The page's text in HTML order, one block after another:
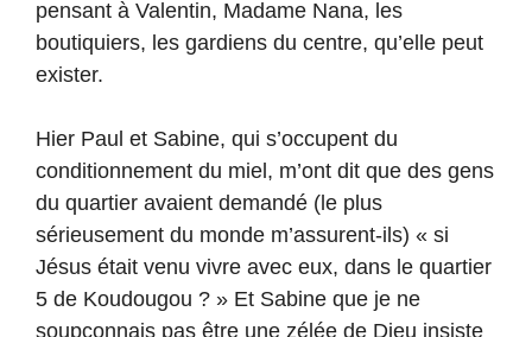
pensant à Valentin, Madame Nana, les
boutiquiers, les gardiens du centre, qu’elle peut
exister.
Hier Paul et Sabine, qui s’occupent du
conditionnement du miel, m’ont dit que des gens
du quartier avaient demandé (le plus
sérieusement du monde m’assurent-ils) « si
Jésus était venu vivre avec eux, dans le quartier
5 de Koudougou ? » Et Sabine que je ne
soupçonnais pas être une zélée de Dieu insiste